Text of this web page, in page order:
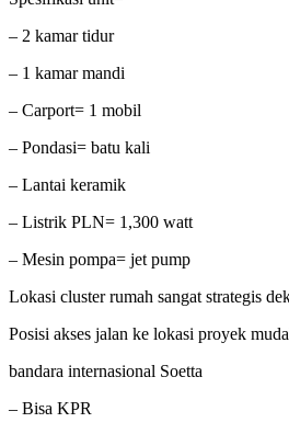
– 2 kamar tidur
– 1 kamar mandi
– Carport= 1 mobil
– Pondasi= batu kali
– Lantai keramik
– Listrik PLN= 1,300 watt
– Mesin pompa= jet pump
Lokasi cluster rumah sangat strategis
Posisi akses jalan ke lokasi proyek
bandara internasional Soetta
– Bisa KPR